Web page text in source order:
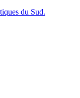
du Sud.